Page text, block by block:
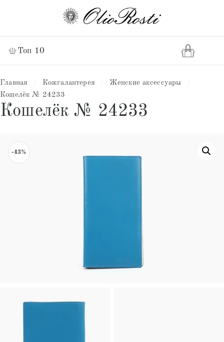
Топ 10
Главная Кожгалантерея Женские аксессуары
Кошелёк № 24233
Кошелёк № 24233
-43%